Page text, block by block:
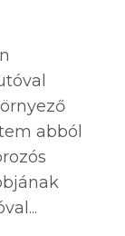
abból